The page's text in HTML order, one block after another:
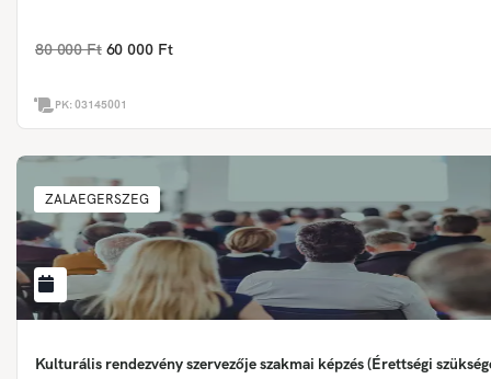
80 000 Ft 60 000 Ft
PK:03145001
ZALAEGERSZEG
Kulturális rendezvény szervezője szakmai képzés (Érettségi